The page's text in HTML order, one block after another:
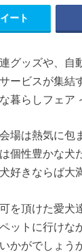
ート
グッズや、自
ービスが集結
暮らしフェア
場は熱気に包
個性豊かな犬
好きならば大
を頂けた愛犬
ットに行けな
かがでしょう